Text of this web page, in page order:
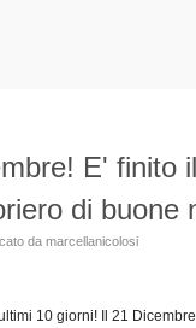
E' finito
di buone
da marcellanicolosi
10 giorni! Il 21